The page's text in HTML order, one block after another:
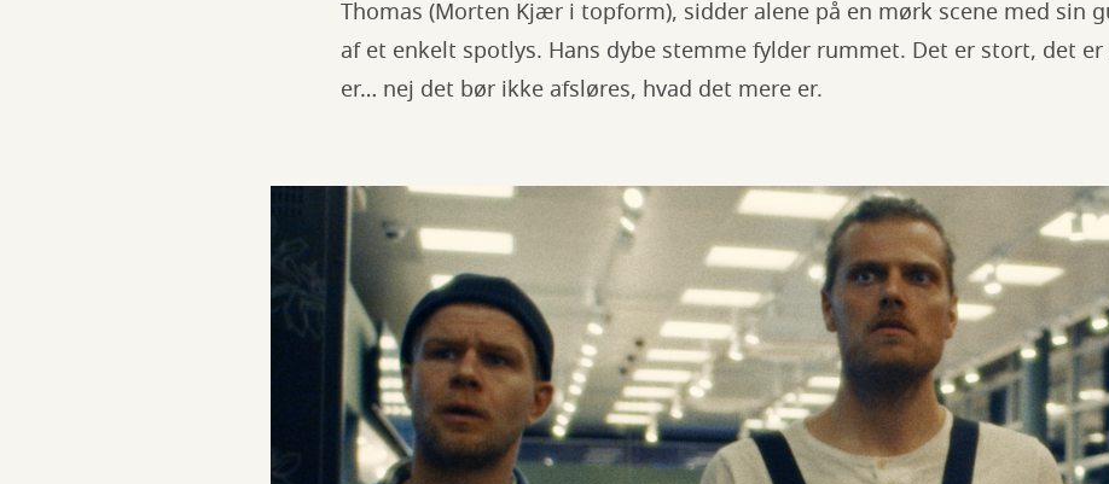
Thomas (Morten Kjær i topform), sidder alene på en mørk scene med sin
af et enkelt spotlys. Hans dybe stemme fylder rummet. Det er stort, det
er… nej det bør ikke afsløres, hvad det mere er.